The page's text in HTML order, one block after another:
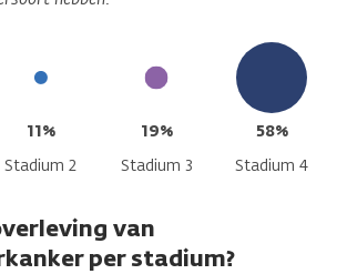
11%
Stadium 2
19%
Stadium 3
58%
Stadium 4
van
per stadium?